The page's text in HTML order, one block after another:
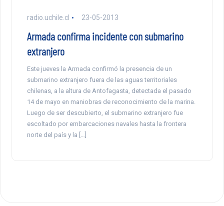
radio.uchile.cl 23-05-2013
Armada confirma incidente con submarino
extranjero
Este jueves la Armada confirmó la presencia de un
submarino extranjero fuera de las aguas territoriales
chilenas, a la altura de Antofagasta, detectada el pasado
14 de mayo en maniobras de reconocimiento de la marina.
Luego de ser descubierto, el submarino extranjero fue
escoltado por embarcaciones navales hasta la frontera
norte del país y la […]